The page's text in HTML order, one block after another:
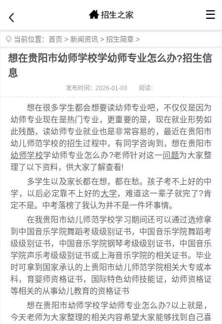
☰
当前位置： 首页 > 新闻资讯 > 招生简章 >
想在贵阳市幼师学校学幼师专业怎么办?招生信
息
发布时间：2026-01-03 阅读：
想在很多学生都会想要读幼师专业吧，不仅仅是因为
幼师专业现在是热门专业，更重要的是，现在就业形势如
此残酷，读幼师专业就业也是非常容易的，最近在贵阳市
幼儿师范学校的招生过程中，有同学咨询到，想在贵阳市
幼师学校学幼师专业怎么办?老师针对这一问题为大家整
理了以下资料，供大家了解查看!
多学生以及家长都在想，都在愁。孩子考不上好的中
学，以后必定靠不上好的大学 ，难道这一辈子就完了?肯
定不是。中考落榜了我认为并不是一件坏事情。
在我贵阳市幼儿师范学校学习期间还可以通过选修拿
到中国音乐学院舞蹈考级级别证书，中国音乐学院舞蹈考
级级别证书，中国音乐学院钢琴考级级别证书，中国音乐
学院声乐考级级别证书或上海音乐学院的相关证书。毕业
时可拿到国家承认的上贵阳市幼儿师范学院相关大专或本
科，育婴师资格证书，国际特色幼师技能证，幼师资格证
等相关的从事幼儿教育的资格证书
想在贵阳市幼师学校学幼师专业怎么办?以上就是，
今天老师为大家整理的相关内容希望大家能够找到自己喜